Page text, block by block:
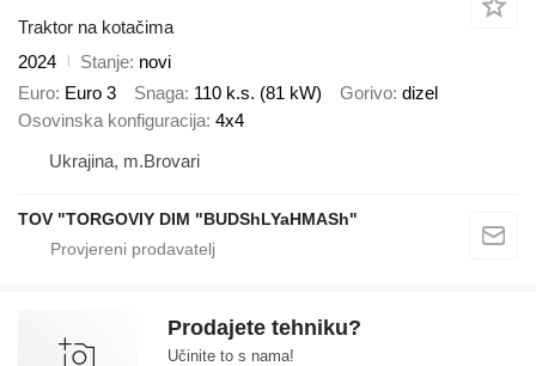
Traktor na kotačima
2024
Stanje novi
Euro Euro 3 Snaga 110 k.s. (81 kW) Gorivo dizel
Osovinska konfiguracija 4x4
Ukrajina, m.Brovari
TOV "TORGOVIY DIM "BUDShLYaHMASh"
Prodajete tehniku?
Učinite to s nama!